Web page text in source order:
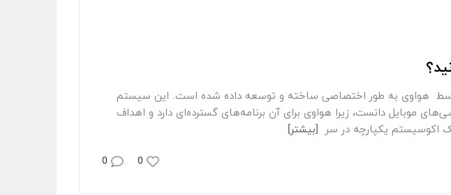
هواوی به طور اختصاصی ساخته و توسعه داده شده است. این سیستم
عامل را البته باید چیزی فراتر از تنها پلتفرمی برای گوشی‌های موبایل دانست، زیرا هواوی برای آن برنامه‌های گسترده‌ای دارد‎ و اهداف
اکوسیستم یکپارچه در سر [بیشتر]
0
0